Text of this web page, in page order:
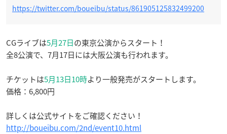
https://twitter.com/boueibu/status/861905125832499200
CGライブは5月27日の東京公演からスタート！
全8公演で、7月17日には大阪公演も行われます。
チケットは5月13日10時より一般発売がスタートします。
価格：6,800円
詳しくは公式サイトをご確認ください！
http://boueibu.com/2nd/event10.html